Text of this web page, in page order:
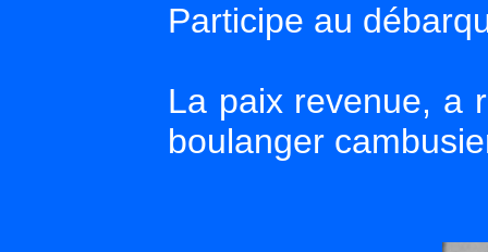
Participe au
La paix revenue, a
boulanger